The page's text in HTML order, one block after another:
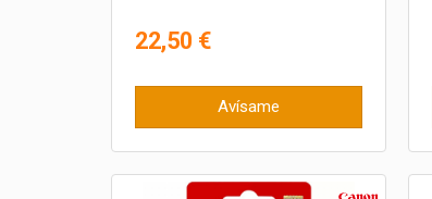
22,50 €
Avísame